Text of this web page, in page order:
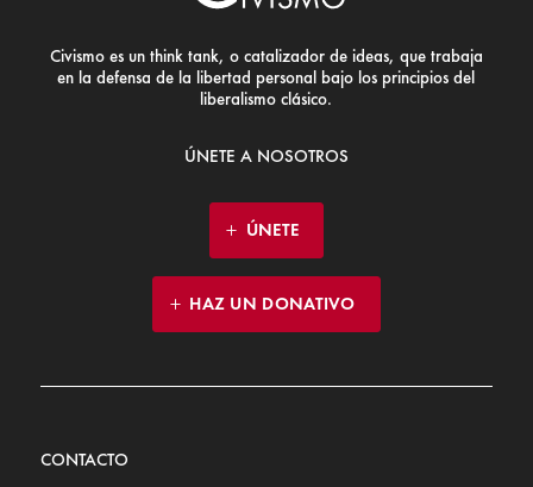
Civismo es un think tank, o catalizador de ideas, que trabaja
en la defensa de la libertad personal bajo los principios del
liberalismo clásico.
ÚNETE A NOSOTROS
ÚNETE
HAZ UN DONATIVO
CONTACTO